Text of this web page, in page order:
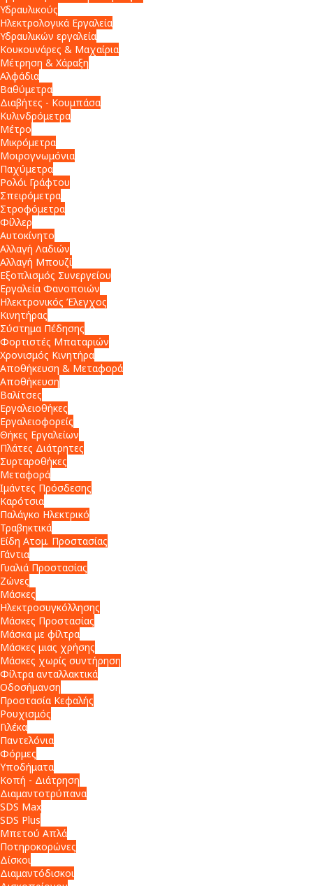
Υδραυλικούς
Ηλεκτρολογικά Εργαλεία
Υδραυλικών εργαλεία
Κουκουνάρες & Μαχαίρια
Μέτρηση & Χάραξη
Αλφάδια
Βαθύμετρα
Διαβήτες - Κουμπάσα
Κυλινδρόμετρα
Μέτρο
Μικρόμετρα
Μοιρογνωμόνια
Παχύμετρα
Ρολόι Γράφτου
Σπειρόμετρα
Στροφόμετρα
Φίλλερ
Αυτοκίνητο
Αλλαγή Λαδιών
Αλλαγή Μπουζί
Εξοπλισμός Συνεργείου
Εργαλεία Φανοποιών
Ηλεκτρονικός Έλεγχος
Κινητήρας
Σύστημα Πέδησης
Φορτιστές Μπαταριών
Χρονισμός Κινητήρα
Αποθήκευση & Μεταφορά
Αποθήκευση
Βαλίτσες
Εργαλειοθήκες
Εργαλειοφορείς
Θήκες Εργαλείων
Πλάτες Διάτρητες
Συρταροθήκες
Μεταφορά
Ιμάντες Πρόσδεσης
Καρότσια
Παλάγκο Ηλεκτρικό
Τραβηκτικά
Είδη Ατομ. Προστασίας
Γάντια
Γυαλιά Προστασίας
Ζώνες
Μάσκες
Ηλεκτροσυγκόλλησης
Μάσκες Προστασίας
Μάσκα με φίλτρα
Μάσκες μιας χρήσης
Μάσκες χωρίς συντήρηση
Φίλτρα ανταλλακτικά
Οδοσήμανση
Προστασία Κεφαλής
Ρουχισμός
Γιλέκα
Παντελόνια
Φόρμες
Υποδήματα
Κοπή - Διάτρηση
Διαμαντοτρύπανα
SDS Max
SDS Plus
Μπετού Απλά
Ποτηροκορώνες
Δίσκοι
Διαμαντόδισκοι